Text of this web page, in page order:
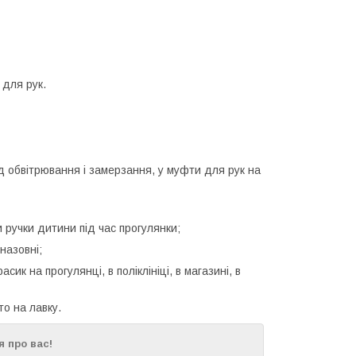
для рук.
обвітрювання і замерзання, у муфти для рук на
ручки дитини під час прогулянки;
на прогулянці, в поліклініці, в магазині, в
на лавку.
про вас!